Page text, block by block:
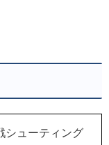
シューティング